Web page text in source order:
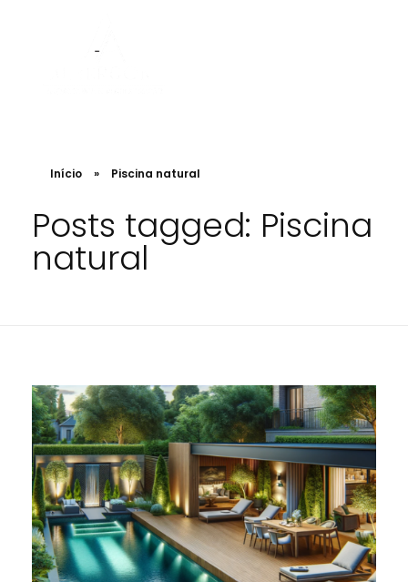
Início » Piscina natural
Posts tagged: Piscina
natural